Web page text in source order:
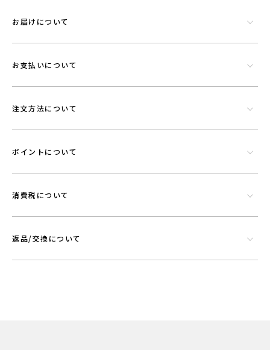
エアに機能を持たせることができる素材です。
お届けについて
お支払いについて
注文方法について
ポイントについて
消費税について
返品/交換について